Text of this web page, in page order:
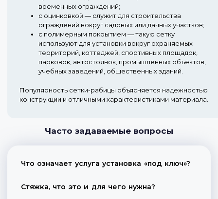
временных ограждений;
с оцинковкой — служит для строительства
ограждений вокруг садовых или дачных участков;
с полимерным покрытием — такую сетку
используют для установки вокруг охраняемых
территорий, коттеджей, спортивных площадок,
парковок, автостоянок, промышленных объектов,
учебных заведений, общественных зданий.
Популярность сетки-рабицы объясняется надежностью
конструкции и отличными характеристиками материала.
Часто задаваемые вопросы
Что означает услуга установка «под ключ»?
Стяжка, что это и для чего нужна?